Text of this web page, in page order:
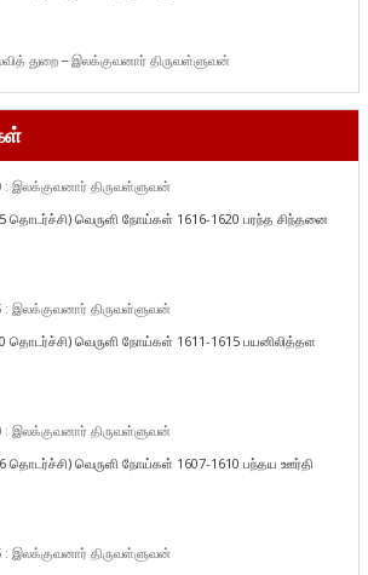
துறை – இலக்குவனார் திருவள்ளுவன்
: இலக்குவனார் திருவள்ளுவன்
தொடர்ச்சி) வெருளி நோய்கள் 1616-1620 பரந்த சிந்தனை
: இலக்குவனார் திருவள்ளுவன்
தொடர்ச்சி) வெருளி நோய்கள் 1611-1615 பயனிலித்தள
: இலக்குவனார் திருவள்ளுவன்
தொடர்ச்சி) வெருளி நோய்கள் 1607-1610 பந்தய ஊர்தி
: இலக்குவனார் திருவள்ளுவன்